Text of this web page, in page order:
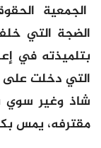
الجمعية
الضجة التي
بتلميذته في
التي دخلت على
شاذ وغير سوي
مقترفه، يمس